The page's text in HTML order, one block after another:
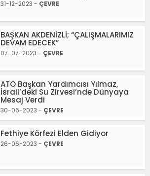
31-12-2023 - ÇEVRE
BAŞKAN AKDENİZLİ; “ÇALIŞMALARIMIZ
DEVAM EDECEK”
07-07-2023 - ÇEVRE
ATO Başkan Yardımcısı Yılmaz,
İsrail’deki Su Zirvesi’nde Dünyaya
Mesaj Verdi
30-06-2023 - ÇEVRE
Fethiye Körfezi Elden Gidiyor
26-06-2023 - ÇEVRE